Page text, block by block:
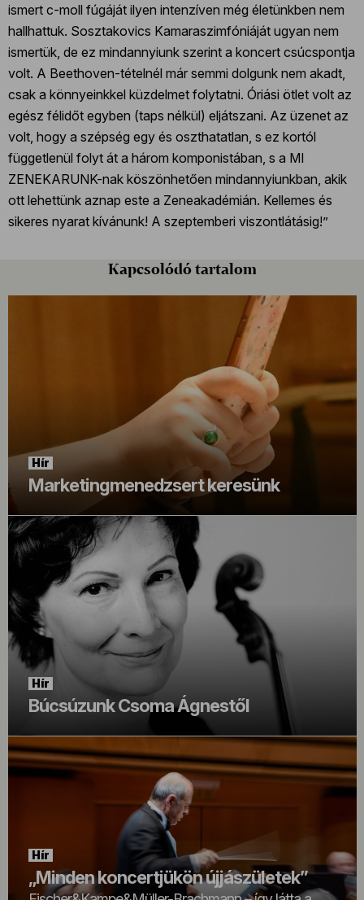
ismert c-moll fúgáját ilyen intenzíven még életünkben nem
hallhattuk. Sosztakovics Kamaraszimfóniáját ugyan nem
ismertük, de ez mindannyiunk szerint a koncert csúcspontja
volt. A Beethoven-tételnél már semmi dolgunk nem akadt,
csak a könnyeinkkel küzdelmet folytatni. Óriási ötlet volt az
egész félidőt egyben (taps nélkül) eljátszani. Az üzenet az
volt, hogy a szépség egy és oszthatatlan, s ez kortól
függetlenül folyt át a három komponistában, s a MI
ZENEKARUNK-nak köszönhetően mindannyiunkban, akik
ott lehettünk aznap este a Zeneakadémián. Kellemes és
sikeres nyarat kívánunk! A szeptemberi viszontlátásig!”
Kapcsolódó tartalom
Hír
Marketingmenedzsert keresünk
Hír
Búcsúzunk Csoma Ágnestől
Hír
„Minden koncertjükön újjászületek”